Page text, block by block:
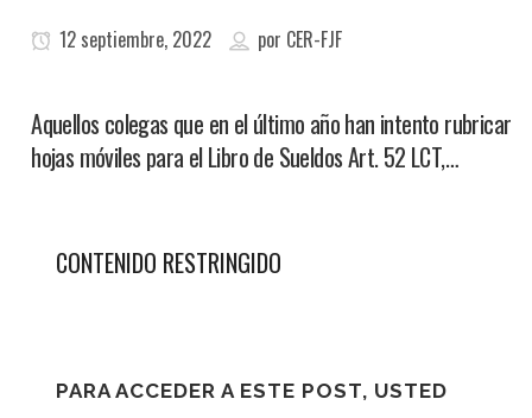
12 septiembre, 2022 por CER-FJF
Aquellos colegas que en el último año han intento rubricar
hojas móviles para el Libro de Sueldos Art. 52 LCT,…
CONTENIDO RESTRINGIDO
PARA ACCEDER A ESTE POST, USTED